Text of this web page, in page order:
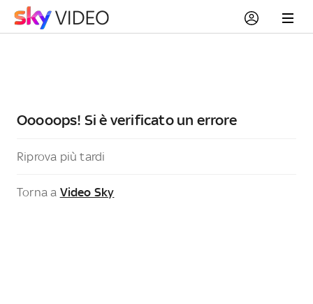
Ooooops! Si è verificato un errore
Riprova più tardi
Torna a Video Sky